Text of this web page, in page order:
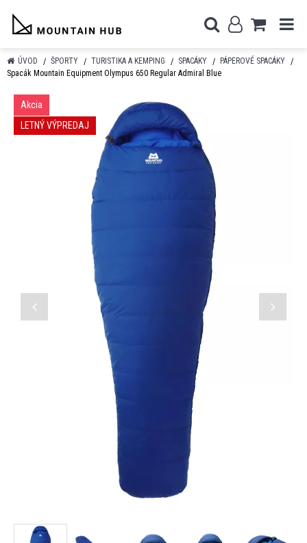
ÚVOD ŠPORTY TURISTIKA A KEMPING SPACÁKY
PÁPEROVÉ SPACÁKY
Spacák Mountain Equipment Olympus 650 Regular Admiral Blue
Akcia
LETNÝ VÝPREDAJ